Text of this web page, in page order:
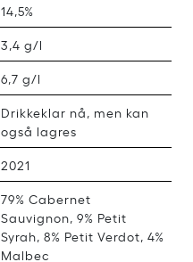
14,5%
3,4 g/l
6,7 g/l
Drikkeklar nå, men kan
også lagres
2021
79% Cabernet
Sauvignon, 9% Petit
Syrah, 8% Petit Verdot, 4%
Malbec